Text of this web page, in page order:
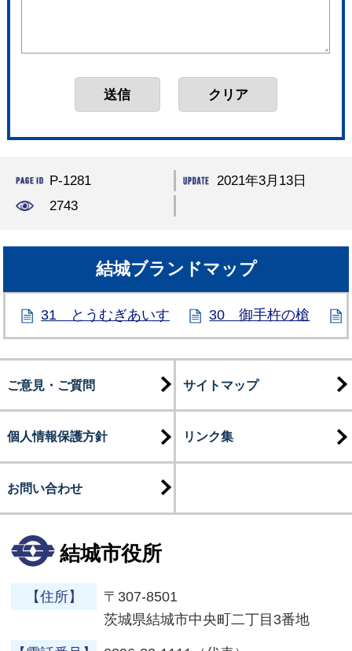
P-1281
2021年3月13日
2743
結城ブランドマップ
31 とうむぎあいす 30 御手杵の槍
ご意見・ご質問 サイトマップ
個人情報保護方針 リンク集
お問い合わせ
結城市役所
【住所】
〒307-8501
茨城県結城市中央町二丁目3番地